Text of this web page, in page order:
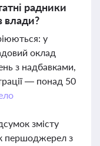
радники
влади?
у
оклад
з надбавками,
— понад 50
змісту
першоджерел з